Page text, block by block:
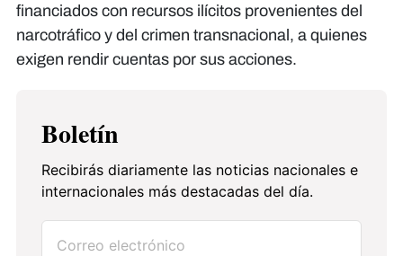
financiados con recursos ilícitos provenientes del
narcotráfico y del crimen transnacional, a quienes
exigen rendir cuentas por sus acciones.
Boletín
Recibirás diariamente las noticias nacionales e
internacionales más destacadas del día.